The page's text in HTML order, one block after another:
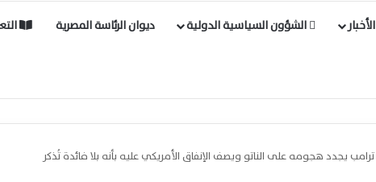
الأخبار الشؤون السياسية الدولية ديوان الرئاسة المصرية
ترامب يجدد هجومه على الناتو ويصف الإنفاق الأمريكي عليه بأنه بلا فائدة تُذكر